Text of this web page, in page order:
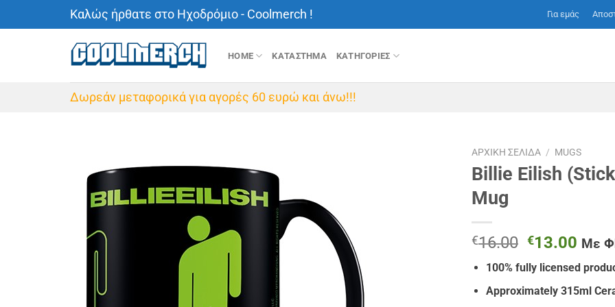
Καλώς ήρθατε στο Ηχοδρόμιο - Coolmerch ! Για εμάς
HOME ΚΑΤΑΣΤΗΜΑ ΚΑΤΗΓΟΡΙΕΣ
Δωρεάν μεταφορικά για αγορές 60 ευρώ και άνω!!!
ΑΡΧΙΚΉ ΣΕΛΊΔΑ / MUGS
Billie Eilish
Mug
€16.00 Original
price
was:
€16.00.
€13.00 Η
τιμή
Με
100% fully licensed
Approximately 315ml